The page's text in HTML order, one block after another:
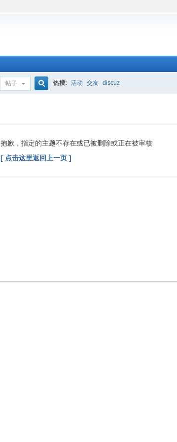
帖子
索
热搜: 活动 交友 discuz
抱歉，指定的主题不存在或已被删除或正在被审核
[ 点击这里返回上一页 ]